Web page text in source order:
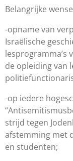
Belangrijke
-opname van
Israëlische
lesprogramma’s
de opleiding van
-op iedere
strijd tegen
afstemming met
en studenten;